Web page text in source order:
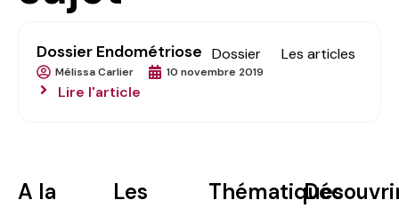
Dossier Les articles
Dossier Endométriose
Mélissa Carlier 10 novembre 2019
Lire l'article
A la
Les
Thématiques